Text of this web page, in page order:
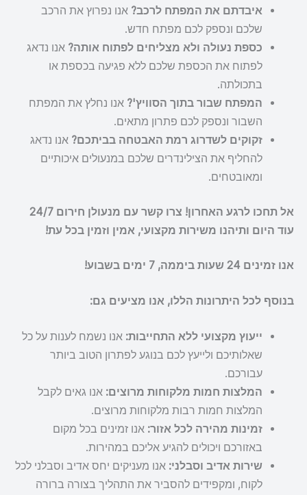
איבדתם את המפתח לרכב? אנו נפרוץ את הרכב
שלכם ונספק לכם מפתח חדש.
כספת נעולה ולא מצליחים לפתוח אותה? אנו נדאג
לפתוח את הכספת שלכם ללא פגיעה בכספת או
בתכולתה.
המפתח שבור בתוך הסוויץ'? אנו נחלץ את המפתח
השבור ונספק לכם פתרון מתאים.
זקוקים לשדרוג רמת האבטחה בביתכם? אנו נדאג
להחליף את הצילינדרים שלכם במנעולים איכותיים
ומאובטחים.
אל תחכו לרגע האחרון! צרו קשר עם מנעולן חירום 24/7
עוד היום ותיהנו משירות מקצועי, אמין וזמין בכל עת!
אנו זמינים 24 שעות ביממה, 7 ימים בשבוע!
בנוסף לכל היתרונות הללו, אנו מציעים גם:
ייעוץ מקצועי ללא התחייבות: אנו נשמח לענות על כל
שאלותיכם ולייעץ לכם בנוגע לפתרון הטוב ביותר
עבורכם.
המלצות חמות מלקוחות מרוצים: אנו גאים לקבל
המלצות חמות רבות מלקוחות מרוצים.
זמינות מהירה לכל אזור: אנו זמינים בכל מקום
באזורכם ויכולים להגיע אליכם במהירות.
שירות אדיב וסבלני: אנו מעניקים יחס אדיב וסבלני לכל
לקוח, ומקפידים להסביר את התהליך בצורה ברורה